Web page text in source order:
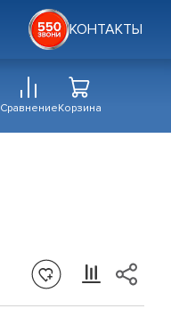
КОНТАКТЫ
СравнениеКорзина